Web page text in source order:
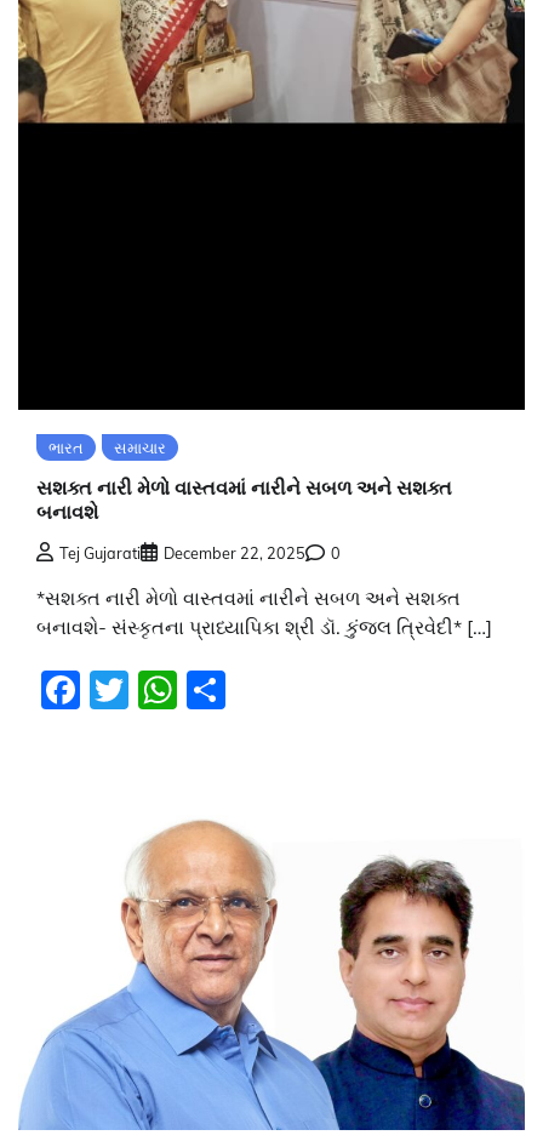
ભારત સમાચાર
સશક્ત નારી મેળો વાસ્તવમાં નારીને સબળ અને સશક્ત
બનાવશે
Tej Gujarati December 22, 2025 0
*સશક્ત નારી મેળો વાસ્તવમાં નારીને સબળ અને સશક્ત
બનાવશે- સંસ્કૃતના પ્રાધ્યાપિકા શ્રી ડૉ. કુંજલ ત્રિવેદી* […]
Facebook
TwitterWhatsApp